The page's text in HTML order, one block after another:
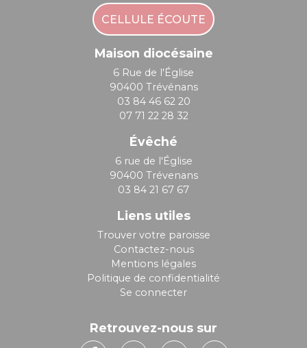
CELLULE ÉCOUTE
Maison diocésaine
6 Rue de l'Église
90400 Trévénans
03 84 46 62 20
07 71 22 28 32
Évêché
6 rue de l'Église
90400 Trévenans
03 84 21 67 67
Liens utiles
Trouver votre paroisse
Contactez-nous
Mentions légales
Politique de confidentialité
Se connecter
Retrouvez-nous sur